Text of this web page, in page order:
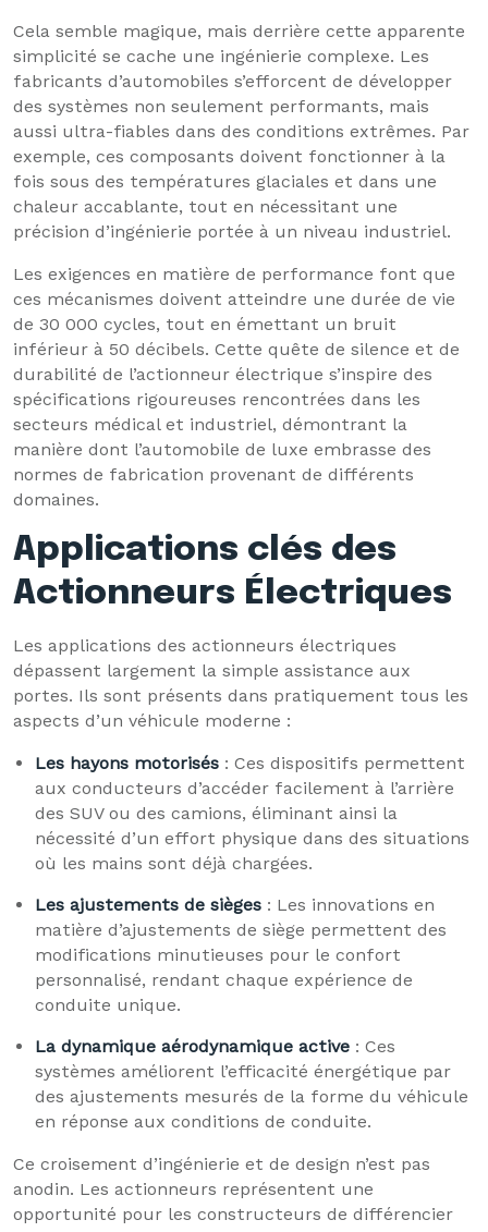
Cela semble magique, mais derrière cette apparente
simplicité se cache une ingénierie complexe. Les
fabricants d’automobiles s’efforcent de développer
des systèmes non seulement performants, mais
aussi ultra-fiables dans des conditions extrêmes. Par
exemple, ces composants doivent fonctionner à la
fois sous des températures glaciales et dans une
chaleur accablante, tout en nécessitant une
précision d’ingénierie portée à un niveau industriel.
Les exigences en matière de performance font que
ces mécanismes doivent atteindre une durée de vie
de 30 000 cycles, tout en émettant un bruit
inférieur à 50 décibels. Cette quête de silence et de
durabilité de l’actionneur électrique s’inspire des
spécifications rigoureuses rencontrées dans les
secteurs médical et industriel, démontrant la
manière dont l’automobile de luxe embrasse des
normes de fabrication provenant de différents
domaines.
Applications clés des
Actionneurs Électriques
Les applications des actionneurs électriques
dépassent largement la simple assistance aux
portes. Ils sont présents dans pratiquement tous les
aspects d’un véhicule moderne :
Les hayons motorisés : Ces dispositifs permettent
aux conducteurs d’accéder facilement à l’arrière
des SUV ou des camions, éliminant ainsi la
nécessité d’un effort physique dans des situations
où les mains sont déjà chargées.
Les ajustements de sièges : Les innovations en
matière d’ajustements de siège permettent des
modifications minutieuses pour le confort
personnalisé, rendant chaque expérience de
conduite unique.
La dynamique aérodynamique active : Ces
systèmes améliorent l’efficacité énergétique par
des ajustements mesurés de la forme du véhicule
en réponse aux conditions de conduite.
Ce croisement d’ingénierie et de design n’est pas
anodin. Les actionneurs représentent une
opportunité pour les constructeurs de différencier